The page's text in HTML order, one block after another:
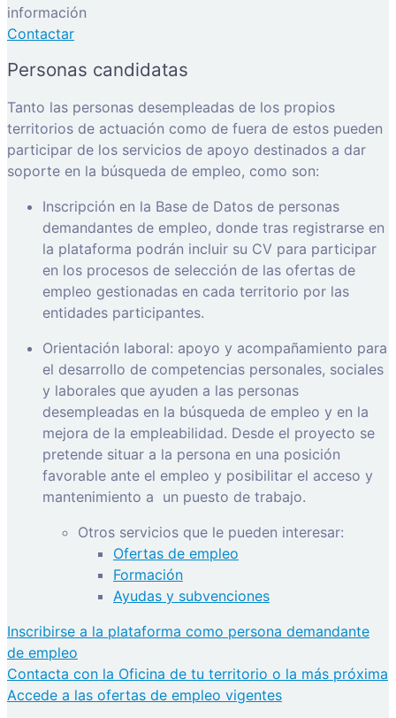
información
Contactar
Personas candidatas
Tanto las personas desempleadas de los propios
territorios de actuación como de fuera de estos pueden
participar de los servicios de apoyo destinados a dar
soporte en la búsqueda de empleo, como son:
Inscripción en la Base de Datos de personas
demandantes de empleo, donde tras registrarse en
la plataforma podrán incluir su CV para participar
en los procesos de selección de las ofertas de
empleo gestionadas en cada territorio por las
entidades participantes.
Orientación laboral: apoyo y acompañamiento para
el desarrollo de competencias personales, sociales
y laborales que ayuden a las personas
desempleadas en la búsqueda de empleo y en la
mejora de la empleabilidad. Desde el proyecto se
pretende situar a la persona en una posición
favorable ante el empleo y posibilitar el acceso y
mantenimiento a un puesto de trabajo.
Otros servicios que le pueden interesar:
Ofertas de empleo
Formación
Ayudas y subvenciones
Inscribirse a la plataforma como persona demandante
de empleo
Contacta con la Oficina de tu territorio o la más próxima
Accede a las ofertas de empleo vigentes